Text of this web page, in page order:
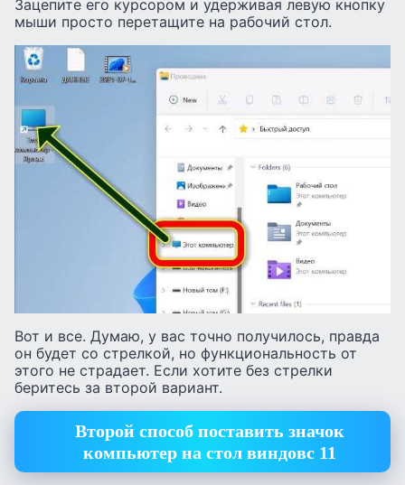
Зацепите его курсором и удерживая левую кнопку
мыши просто перетащите на рабочий стол.
Вот и все. Думаю, у вас точно получилось, правда
он будет со стрелкой, но функциональность от
этого не страдает. Если хотите без стрелки
беритесь за второй вариант.
Второй способ поставить значок
компьютер на стол виндовс 11